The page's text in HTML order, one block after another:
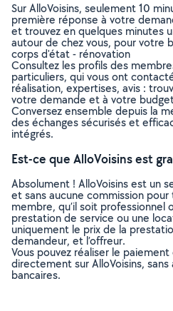
Sur AlloVoisins, seulement 10
première réponse à votre
et trouvez en quelques minutes
autour de chez vous, pour votre
corps d'état - rénovation
Consultez les profils des
particuliers, qui vous ont
réalisation, expertises, avis :
votre demande et à votre
Conversez ensemble depuis la
des échanges sécurisés et
intégrés.
Est-ce que AlloVoisins est
Absolument ! AlloVoisins est un
et sans aucune commission
membre, qu’il soit professionnel
prestation de service ou une
uniquement le prix de la
demandeur, et l’offreur.
Vous pouvez réaliser le
directement sur AlloVoisins,
bancaires.